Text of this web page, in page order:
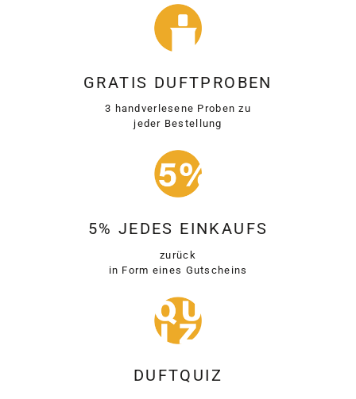
GRATIS DUFTPROBEN
3 handverlesene Proben zu
jeder Bestellung
5% JEDES EINKAUFS
zurück
in Form eines Gutscheins
DUFTQUIZ